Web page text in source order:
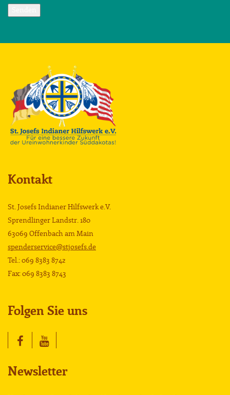
Kontakt
St. Josefs Indianer Hilfswerk e.V.
Sprendlinger Landstr. 180
63069 Offenbach am Main
spenderservice@stjosefs.de
Tel.: 069 8383 8742
Fax: 069 8383 8743
Folgen Sie uns
Newsletter